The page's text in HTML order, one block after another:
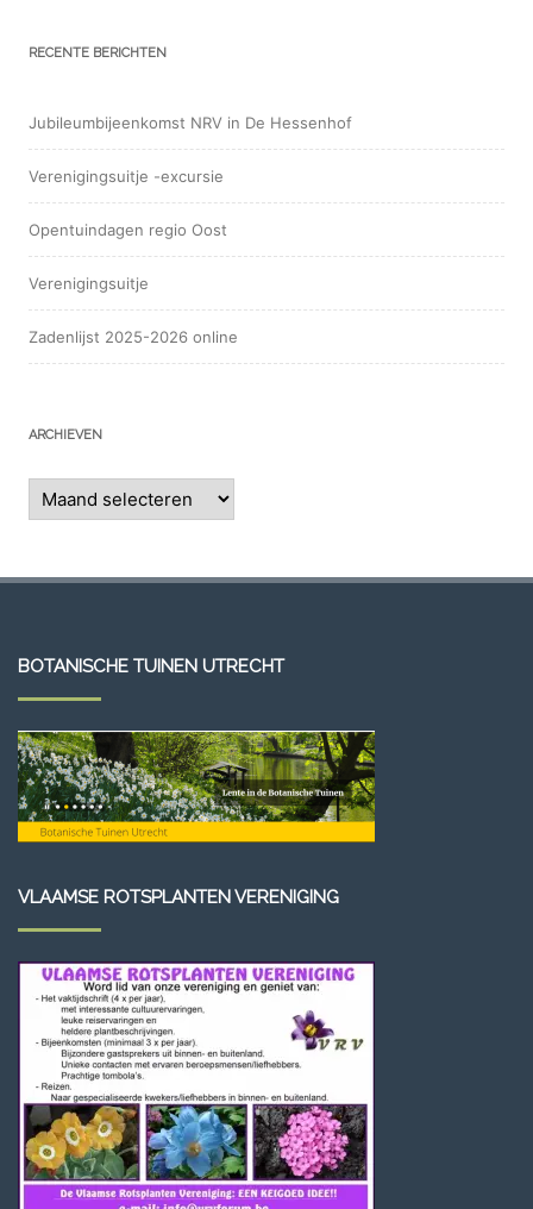
RECENTE BERICHTEN
Jubileumbijeenkomst NRV in De Hessenhof
Verenigingsuitje -excursie
Opentuindagen regio Oost
Verenigingsuitje
Zadenlijst 2025-2026 online
ARCHIEVEN
BOTANISCHE TUINEN UTRECHT
VLAAMSE ROTSPLANTEN VERENIGING